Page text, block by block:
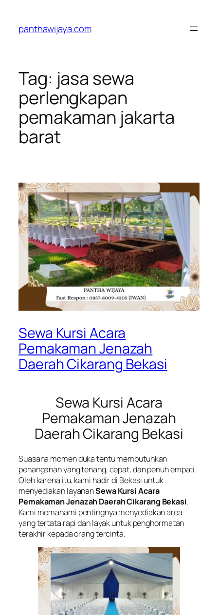
konten
panthawijaya.com
Tag: jasa sewa
perlengkapan
pemakaman jakarta
barat
Sewa Kursi Acara
Pemakaman Jenazah
Daerah Cikarang Bekasi
Sewa Kursi Acara
Pemakaman Jenazah
Daerah Cikarang Bekasi
Suasana momen duka tentu membutuhkan
penanganan yang tenang, cepat, dan penuh empati.
Oleh karena itu, kami hadir di Bekasi untuk
menyediakan layananSewa Kursi Acara
Pemakaman Jenazah Daerah Cikarang Bekasi.
Kami memahami pentingnya menyediakan area
yang tertata rapi dan layak untuk penghormatan
terakhir kepada orang tercinta.